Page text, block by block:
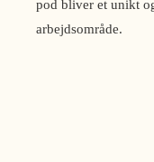
pod bliver et unikt
arbejdsområde.